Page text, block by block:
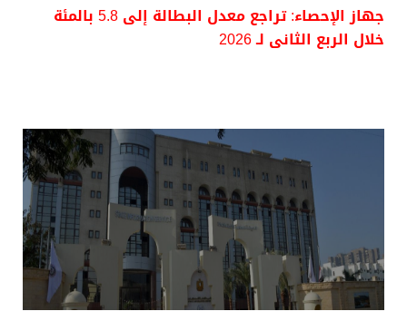
جهاز الإحصاء: تراجع معدل البطالة إلى 5.8 بالمئة
خلال الربع الثانى لـ 2026